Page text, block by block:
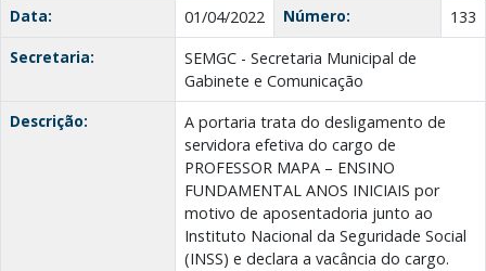
Data:
01/04/2022 Número:
133
Secretaria:
SEMGC - Secretaria Municipal de
Gabinete e Comunicação
Descrição:
A portaria trata do desligamento de
servidora efetiva do cargo de
PROFESSOR MAPA – ENSINO
FUNDAMENTAL ANOS INICIAIS por
motivo de aposentadoria junto ao
Instituto Nacional da Seguridade Social
(INSS) e declara a vacância do cargo.